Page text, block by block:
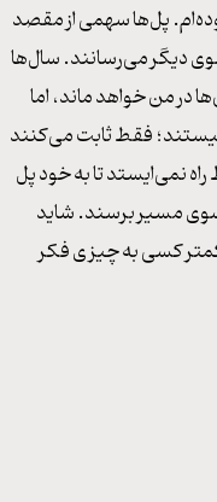
پل‌ها سهمی از مقصد
دیگر می‌رسانند. سال‌ها
در من خواهد ماند، اما
فقط ثابت می‌کنند
نمی‌ایستد تا به خود پل
سوی مسیر برسند. شاید
کسی به چیزی فکر